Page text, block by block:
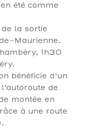
été comme
la sortie
Maurienne.
1h30
bénéficie d’un
de
montée en
à une route